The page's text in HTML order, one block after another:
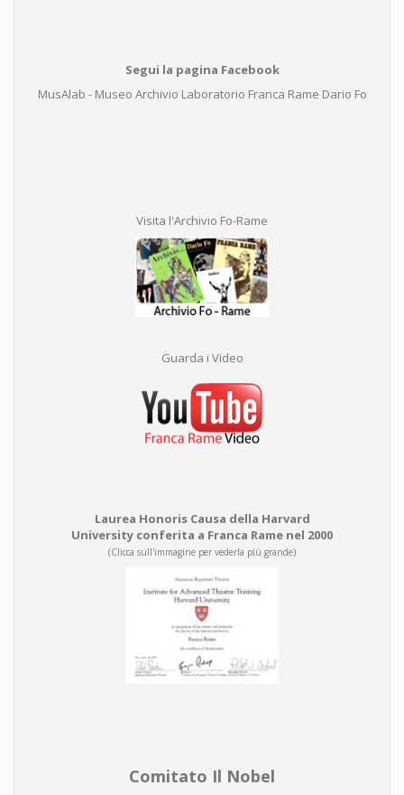
Segui la pagina Facebook
MusAlab - Museo Archivio Laboratorio Franca Rame Dario Fo
Visita l'Archivio Fo-Rame
Guarda i Video
Laurea Honoris Causa della Harvard
University conferita a Franca Rame nel 2000
(Clicca sull'immagine per vederla più grande)
Comitato Il Nobel